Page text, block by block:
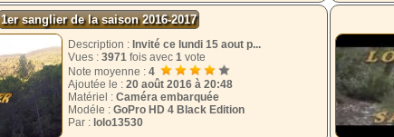
1er sanglier de la saison 2016-2017
Description : Invité ce lundi 15 aout p...
Vues : 3971 fois avec 1 vote
Note moyenne : 4
Ajoutée le : 20 août 2016 à 20:48
Matériel : Caméra embarquée
Modéle : GoPro HD 4 Black Edition
Par : lolo13530